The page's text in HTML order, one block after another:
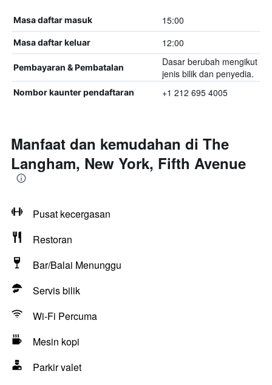
Masa daftar masuk 15:00
Masa daftar keluar 12:00
Pembayaran & Pembatalan
Dasar berubah mengikut
jenis bilik dan penyedia.
Nombor kaunter pendaftaran +1 212 695 4005
Manfaat dan kemudahan di The
Langham, New York, Fifth Avenue
Pusat kecergasan
Restoran
Bar/Balai Menunggu
Servis bilik
Wi-Fi Percuma
Mesin kopi
Parkir valet